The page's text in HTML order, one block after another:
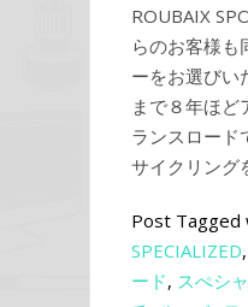
ROUBAIX
らのお客様も
ーをお選びい
まで８年ほど
ランスロード
サイクリング
Post Tagged
SPECIALIZED,
ード, スぺシ